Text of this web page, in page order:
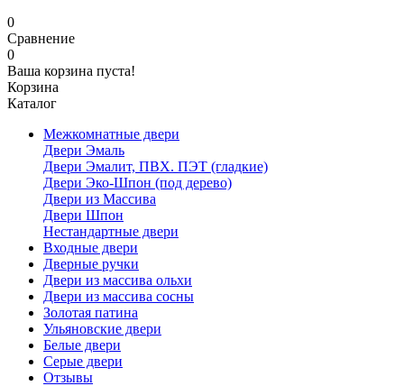
0
Сравнение
0
Ваша корзина пуста!
Корзина
Каталог
Межкомнатные двери
Двери Эмаль
Двери Эмалит, ПВХ. ПЭТ (гладкие)
Двери Эко-Шпон (под дерево)
Двери из Массива
Двери Шпон
Нестандартные двери
Входные двери
Дверные ручки
Двери из массива ольхи
Двери из массива сосны
Золотая патина
Ульяновские двери
Белые двери
Серые двери
Отзывы